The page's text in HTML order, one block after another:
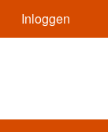
Inloggen